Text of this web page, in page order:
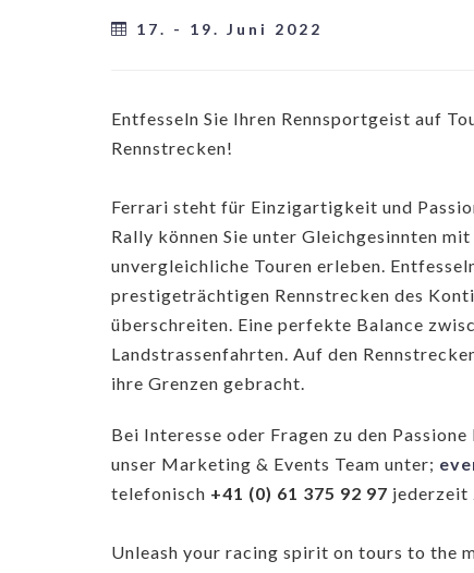
17. - 19. Juni 2022
Entfesseln Sie Ihren Rennsportgeist auf
Rennstrecken!
Ferrari steht für Einzigartigkeit und
Rally können Sie unter Gleichgesinnten
unvergleichliche Touren erleben.
prestigeträchtigen Rennstrecken des
überschreiten. Eine perfekte Balance
Landstrassenfahrten. Auf den
ihre Grenzen gebracht.
Bei Interesse oder Fragen zu den
unser Marketing & Events Team unter;
telefonisch +41 (0) 61 375 92 97 jederzeit
Unleash your racing spirit on tours to the